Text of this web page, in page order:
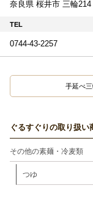
奈良県 桜井市 三輪214
TEL
0744-43-2257
手延べ
ぐるすぐりの取り扱い
その他の素麺・冷麦類
つゆ